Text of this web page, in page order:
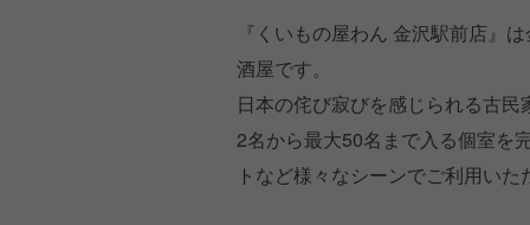
『くいもの屋わん 金沢駅前店』
酒屋です。
日本の侘び寂びを感じられる古
2名から最大50名まで入る個室を
トなど様々なシーンでご利用いた